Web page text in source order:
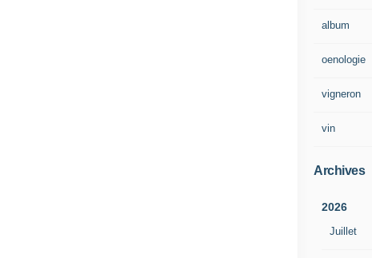
album
oenologie
vigneron
vin
Archives
2026
Juillet